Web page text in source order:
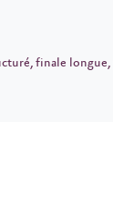
finale longue,